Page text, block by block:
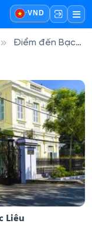
·VND
Điểm đến Bạc
Liêu